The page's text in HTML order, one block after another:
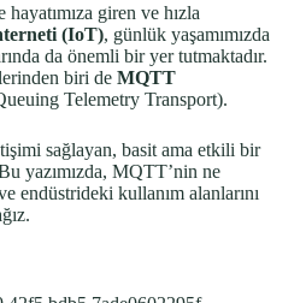
giren ve hızla
(IoT), günlük yaşamımızda
da önemli bir yer tutmaktadır.
biri de MQTT
Telemetry Transport).
sağlayan, basit ama etkili bir
yazımızda, MQTT’nin ne
endüstrideki kullanım alanlarını